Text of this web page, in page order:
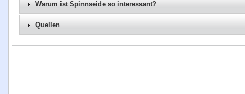
Warum ist Spinnseide so interessant?
Quellen